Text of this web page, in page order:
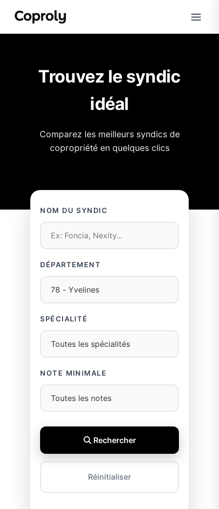
Trouvez le syndic
idéal
Comparez les meilleurs syndics de
copropriété en quelques clics
NOM DU SYNDIC
DÉPARTEMENT
SPÉCIALITÉ
NOTE MINIMALE
Rechercher
Réinitialiser